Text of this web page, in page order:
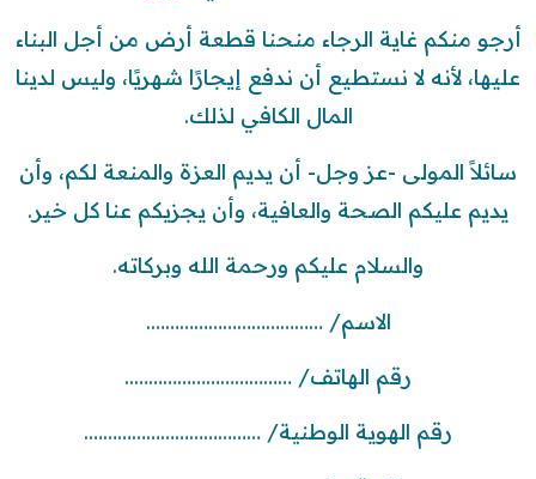
أرجو منكم غاية الرجاء منحنا قطعة أرض من أجل البناء
عليها، لأنه لا نستطيع أن ندفع إيجارًا شهريًا، وليس لدينا
المال الكافي لذلك.
سائلاً المولى -عز وجل- أن يديم العزة والمنعة لكم، وأن
يديم عليكم الصحة والعافية، وأن يجزيكم عنا كل خير.
والسلام عليكم ورحمة الله وبركاته.
الاسم/ ……………………………….
رقم الهاتف/ ……………………………..
رقم الهوية الوطنية/ ……………………………….